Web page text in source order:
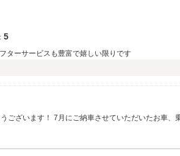
ミをご投稿いただき、誠にありがとうございました。
5
ターサービスも豊富で嬉しい限りです
満足いただけて私共も大変嬉